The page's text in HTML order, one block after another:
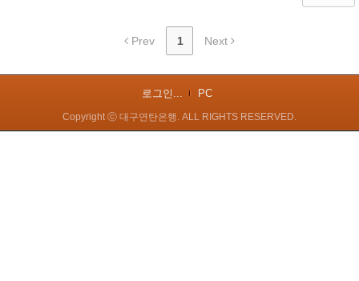
Prev 1 Next
로그인... PC
Copyright ⓒ 대구연탄은행. ALL RIGHTS RESERVED.